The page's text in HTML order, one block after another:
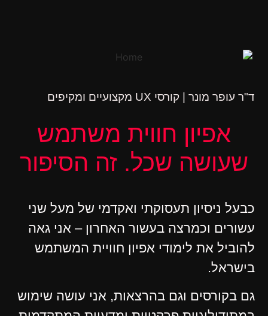
ד"ר עופר מונר | קורסי UX מקצועיים ומקיפים
אפיון חווית משתמש
שעושה שכל. זה הסיפור
כבעל ניסיון תעסוקתי ואקדמי של מעל שני
עשורים וכמרצה בעשור האחרון – אני גאה
להוביל את לימודי אפיון חוויית המשתמש
בישראל.
גם בקורסים וגם בהרצאות, אני עושה שימוש